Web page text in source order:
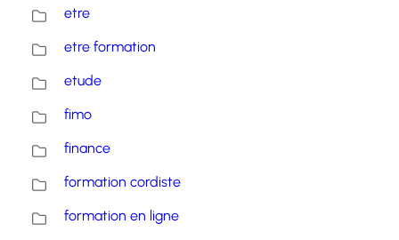
etre
etre formation
etude
fimo
finance
formation cordiste
formation en ligne